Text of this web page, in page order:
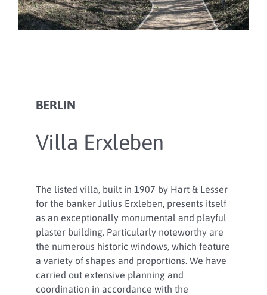
BERLIN
Villa Erxleben
The listed villa, built in 1907 by Hart & Lesser
for the banker Julius Erxleben, presents itself
as an exceptionally monumental and playful
plaster building. Particularly noteworthy are
the numerous historic windows, which feature
a variety of shapes and proportions. We have
carried out extensive planning and
coordination in accordance with the